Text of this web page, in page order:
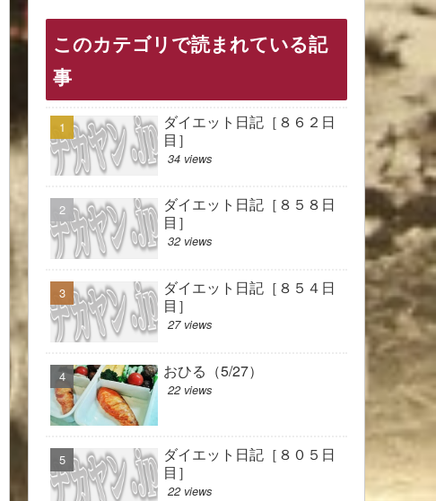
このカテゴリで読まれている記
事
ダイエット日記［８６２日
目］
34 views
ダイエット日記［８５８日
目］
32 views
ダイエット日記［８５４日
目］
27 views
おひる（5/27）
22 views
ダイエット日記［８０５日
目］
22 views